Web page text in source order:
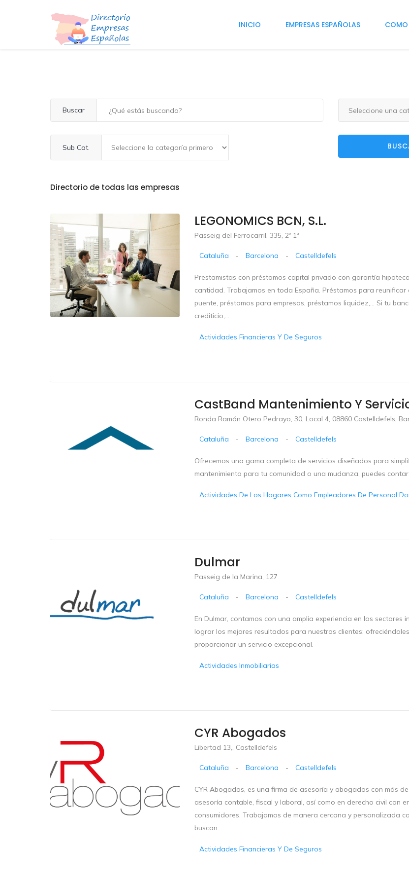
INICIO EMPRESAS ESPAÑOLAS
Buscar Seleccione una
Sub Cat.
Directorio de todas las empresas
LEGONOMICS BCN, S.L.
Passeig del Ferrocarril, 335, 2º 1ª
Cataluña - Barcelona - Castelldefels
Prestamistas con préstamos capital privado con garantía
cantidad. Trabajamos en toda España. Préstamos para
puente, préstamos para empresas, préstamos liquidez,... Si tu
crediticio,...
Actividades Financieras Y De Seguros
CastBand Mantenimiento Y
Ronda Ramón Otero Pedrayo, 30, Local 4, 08860 Castelldefels,
Cataluña - Barcelona - Castelldefels
Ofrecemos una gama completa de servicios diseñados para
mantenimiento para tu comunidad o una mudanza, puedes
Actividades De Los Hogares Como Empleadores De Personal
Dulmar
Passeig de la Marina, 127
Cataluña - Barcelona - Castelldefels
En Dulmar, contamos con una amplia experiencia en los sectores
lograr los mejores resultados para nuestros clientes;
proporcionar un servicio excepcional.
Actividades Inmobiliarias
CYR Abogados
Libertad 13,, Castelldefels
Cataluña - Barcelona - Castelldefels
CYR Abogados, es una firma de asesoría y abogados con más
asesoría contable, fiscal y laboral, así como en derecho civil con
consumidores. Trabajamos de manera cercana y personalizada
buscan...
Actividades Financieras Y De Seguros